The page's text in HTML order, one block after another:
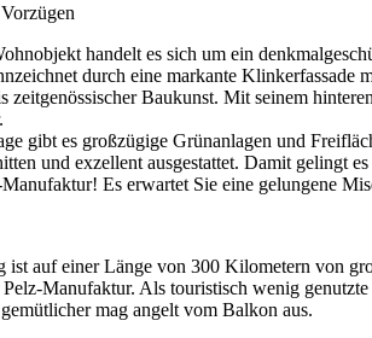
handelt es sich um ein
durch eine markante
zeitgenössischer Baukunst. Mit seinem
gibt es großzügige Grünanlagen und
und exzellent ausgestattet. Damit gelingt
Es erwartet Sie eine gelungene
ist auf einer Länge von 300 Kilometern von
Manufaktur. Als touristisch wenig
mag angelt vom Balkon aus.